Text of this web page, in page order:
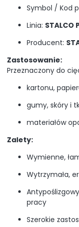
Symbol / Kod
Linia: STALCO
Producent:
Zastosowanie:
Przeznaczony do
kartonu,
gumy, skóry i
materiałów
Zalety:
Wymienne,
Wytrzymała,
pracy
Szerokie